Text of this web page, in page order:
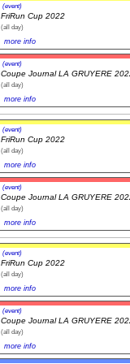
(event)
FriRun Cup 2022
(all day)
more info
(event)
Coupe Journal LA GRUYERE
(all day)
more info
(event)
FriRun Cup 2022
(all day)
more info
(event)
Coupe Journal LA GRUYERE
(all day)
more info
(event)
FriRun Cup 2022
(all day)
more info
(event)
Coupe Journal LA GRUYERE
(all day)
more info